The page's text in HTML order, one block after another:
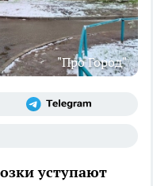
"Про Город"
уступают